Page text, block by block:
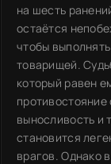
на шесть
остаётся
чтобы
товарищей.
который равен
выносливость и
становится
врагов. Однако